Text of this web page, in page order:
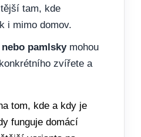
tam, kde
i mimo domov.
pamlskymohou
zvířete a
tom, kde a kdy je
funguje domácí